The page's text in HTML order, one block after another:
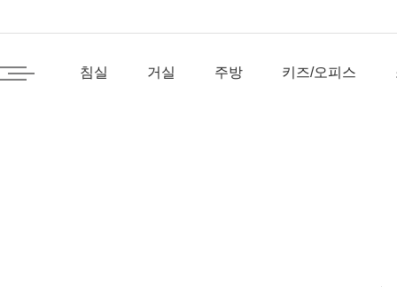
침실 거실 주방 키즈/오피스